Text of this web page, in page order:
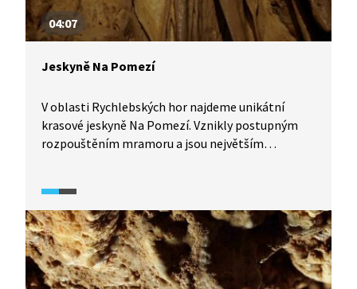
04:07
Jeskyně Na Pomezí
V oblasti Rychlebských hor najdeme unikátní
krasové jeskyně Na Pomezí. Vznikly postupným
rozpouštěním mramoru a jsou největším
kamerou (2025) si prohlédneme zdejší jeskynní
dómy i bohatou krápníkovou výzdobu.